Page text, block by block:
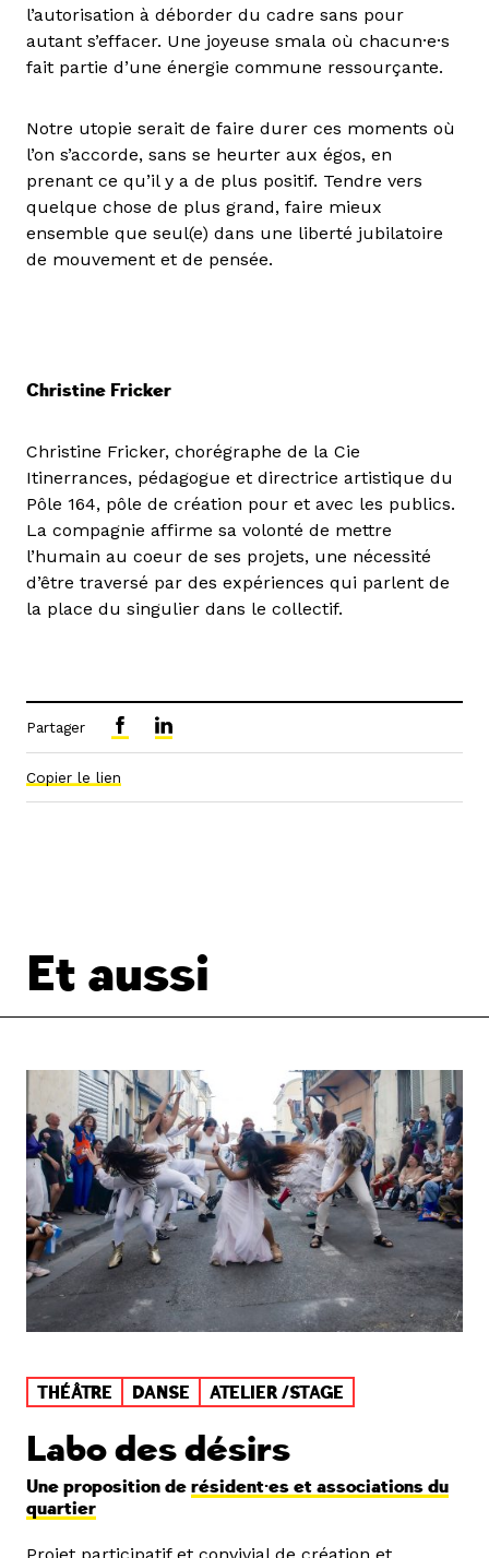
l’autorisation à déborder du cadre sans pour
autant s’effacer. Une joyeuse smala où chacun·e·s
fait partie d’une énergie commune ressourçante.
Notre utopie serait de faire durer ces moments où
l’on s’accorde, sans se heurter aux égos, en
prenant ce qu’il y a de plus positif. Tendre vers
quelque chose de plus grand, faire mieux
ensemble que seul(e) dans une liberté jubilatoire
de mouvement et de pensée.
Christine Fricker
Christine Fricker, chorégraphe de la Cie
Itinerrances, pédagogue et directrice artistique du
Pôle 164, pôle de création pour et avec les publics.
La compagnie affirme sa volonté de mettre
l’humain au coeur de ses projets, une nécessité
d’être traversé par des expériences qui parlent de
la place du singulier dans le collectif.
Partager
Copier le lien
Et aussi
THÉÂTRE DANSE ATELIER /STAGE
Labo des désirs
Une proposition de résident·es et associations du
quartier